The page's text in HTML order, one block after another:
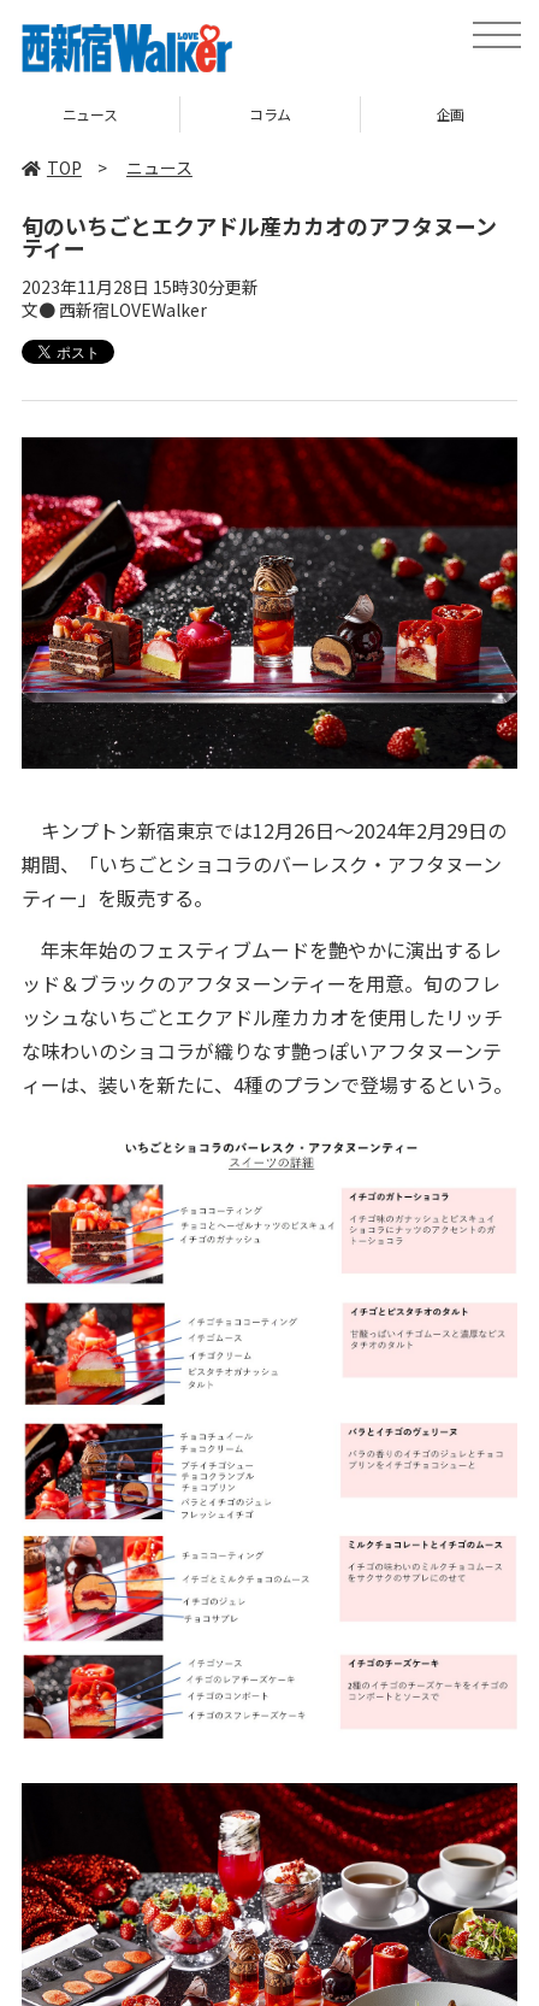
toggle
コラム 企画 TOP
TOP > ニュース
旬のいちごとエクアドル産カカオのアフタヌーン
ティー
2023年11月28日 15時30分更新
文● 西新宿LOVEWalker
キンプトン新宿東京では12月26日～2024年2月29日の
期間、「いちごとショコラのバーレスク・アフタヌーン
ティー」を販売する。
年末年始のフェスティブムードを艶やかに演出するレ
ッド＆ブラックのアフタヌーンティーを用意。旬のフレ
ッシュないちごとエクアドル産カカオを使用したリッチ
な味わいのショコラが織りなす艶っぽいアフタヌーンテ
ィーは、装いを新たに、4種のプランで登場するという。